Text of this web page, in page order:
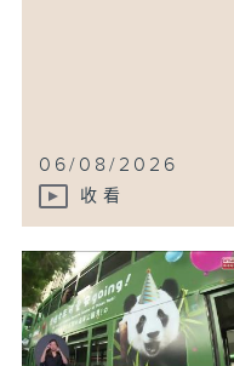
06/08/2026
收看